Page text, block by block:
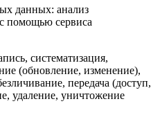
данных: анализ
помощью сервиса
систематизация,
(обновление, изменение),
передача (доступ,
удаление, уничтожение